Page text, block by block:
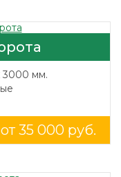
3000 мм.
от 35 000 руб.